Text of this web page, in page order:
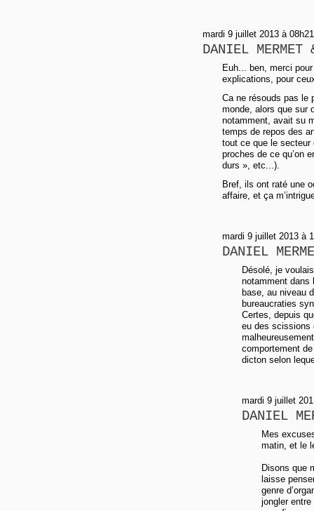
mardi 9 juillet 2013 à
DANIEL
Euh... ben, merci
explications, pour
Ca ne résouds pas le
monde, alors que sur
notamment, avait su
temps de repos des
tout ce que le
proches de ce qu’on
durs », etc...).
Bref, ils ont raté une
affaire, et ça
mardi 9 juillet 2013 à
DANIEL
Désolé, je
notamment dans
base, au niveau
bureaucraties
Certes, depuis
eu des scissions
comportement
dicton selon
mardi 9 juillet
DANIEL
Mes
matin, et le
Disons que
laisse
genre
jongler